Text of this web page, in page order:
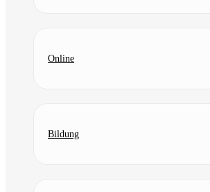
Online
Bildung